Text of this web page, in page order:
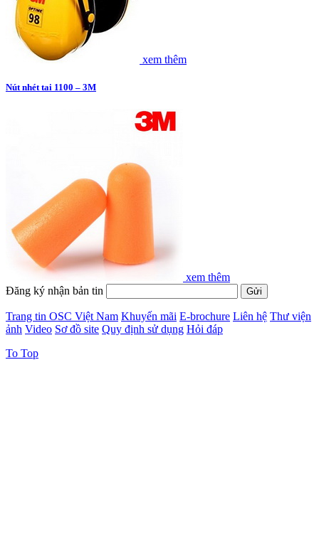
xem thêm
Nút nhét tai 1100 – 3M
xem thêm
Đăng ký nhận bản tin
Trang tin OSC Việt Nam Khuyến mãi E-brochure Liên hệ Thư viện
ảnh Video Sơ đồ site Quy định sử dụng Hỏi đáp
To Top